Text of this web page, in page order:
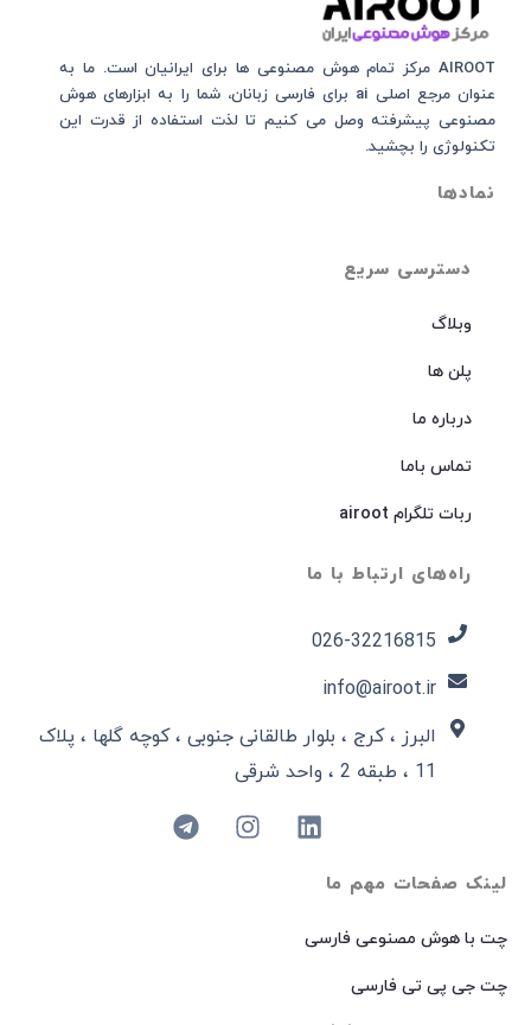
لینک صفحات مهم ما
چت با هوش مصنوعی فارسی
چت جی پی تی فارسی
دسترسی سریع
وبلاگ
پلن ها
درباره ما
تماس باما
ربات تلگرام airoot
راه‌های ارتباط با ما
026-32216815​
info@airoot.ir
البرز ، کرج ، بلوار طالقانی جنوبی ، کوچه گلها ، پلاک
11 ، طبقه 2 ، واحد شرقی
AIROOT مرکز تمام هوش مصنوعی‌‌‌ ها برای ایرانیان است. ما به
عنوان مرجع اصلی ai برای فارسی زبانان، شما را به ابزارهای هوش
مصنوعی پیشرفته وصل می کنیم تا لذت استفاده از قدرت این
تکنولوژی را بچشید.
نمادها